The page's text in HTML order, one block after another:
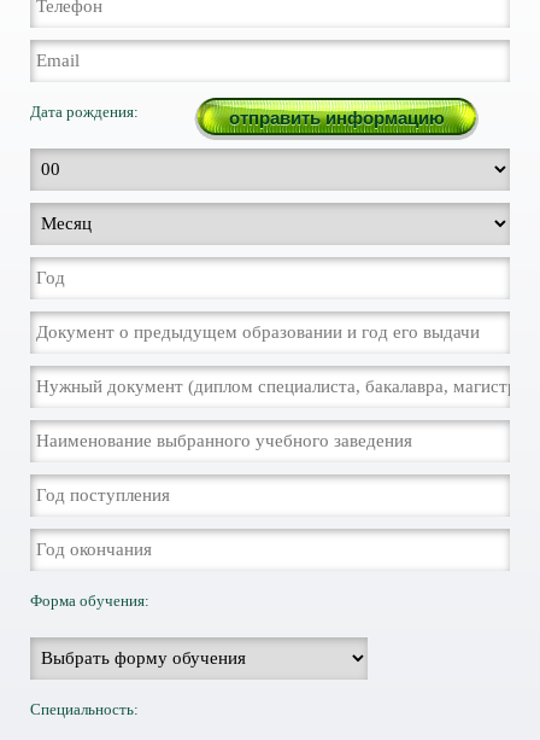
Дата рождения:
Форма обучения:
Специальность: